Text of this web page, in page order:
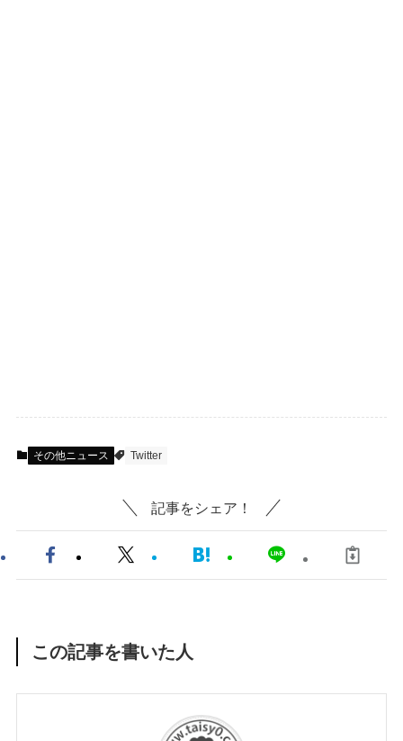
その他ニュース Twitter
記事をシェア！
この記事を書いた人